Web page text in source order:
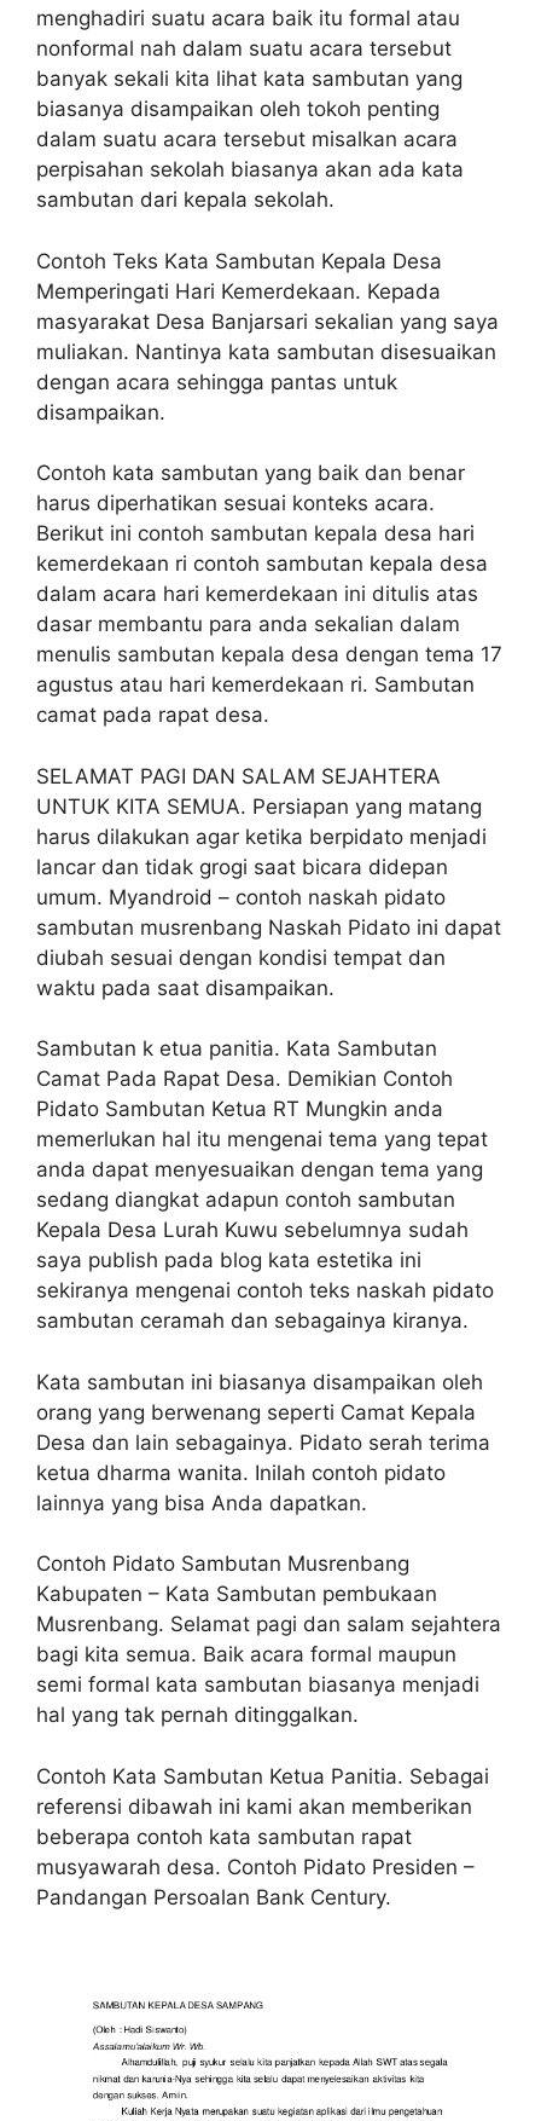
menghadiri suatu acara baik itu formal atau
nonformal nah dalam suatu acara tersebut
banyak sekali kita lihat kata sambutan yang
biasanya disampaikan oleh tokoh penting
dalam suatu acara tersebut misalkan acara
perpisahan sekolah biasanya akan ada kata
sambutan dari kepala sekolah.
Contoh Teks Kata Sambutan Kepala Desa
Memperingati Hari Kemerdekaan. Kepada
masyarakat Desa Banjarsari sekalian yang saya
muliakan. Nantinya kata sambutan disesuaikan
dengan acara sehingga pantas untuk
disampaikan.
Contoh kata sambutan yang baik dan benar
harus diperhatikan sesuai konteks acara.
Berikut ini contoh sambutan kepala desa hari
kemerdekaan ri contoh sambutan kepala desa
dalam acara hari kemerdekaan ini ditulis atas
dasar membantu para anda sekalian dalam
menulis sambutan kepala desa dengan tema 17
agustus atau hari kemerdekaan ri. Sambutan
camat pada rapat desa.
SELAMAT PAGI DAN SALAM SEJAHTERA
UNTUK KITA SEMUA. Persiapan yang matang
harus dilakukan agar ketika berpidato menjadi
lancar dan tidak grogi saat bicara didepan
umum. Myandroid – contoh naskah pidato
sambutan musrenbang Naskah Pidato ini dapat
diubah sesuai dengan kondisi tempat dan
waktu pada saat disampaikan.
Sambutan k etua panitia. Kata Sambutan
Camat Pada Rapat Desa. Demikian Contoh
Pidato Sambutan Ketua RT Mungkin anda
memerlukan hal itu mengenai tema yang tepat
anda dapat menyesuaikan dengan tema yang
sedang diangkat adapun contoh sambutan
Kepala Desa Lurah Kuwu sebelumnya sudah
saya publish pada blog kata estetika ini
sekiranya mengenai contoh teks naskah pidato
sambutan ceramah dan sebagainya kiranya.
Kata sambutan ini biasanya disampaikan oleh
orang yang berwenang seperti Camat Kepala
Desa dan lain sebagainya. Pidato serah terima
ketua dharma wanita. Inilah contoh pidato
lainnya yang bisa Anda dapatkan.
Contoh Pidato Sambutan Musrenbang
Kabupaten – Kata Sambutan pembukaan
Musrenbang. Selamat pagi dan salam sejahtera
bagi kita semua. Baik acara formal maupun
semi formal kata sambutan biasanya menjadi
hal yang tak pernah ditinggalkan.
Contoh Kata Sambutan Ketua Panitia. Sebagai
referensi dibawah ini kami akan memberikan
beberapa contoh kata sambutan rapat
musyawarah desa. Contoh Pidato Presiden –
Pandangan Persoalan Bank Century.